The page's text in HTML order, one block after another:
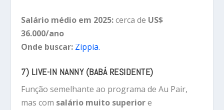
Salário médio em 2025:cerca de US$
36.000/ano
Onde buscar: Zippia.
7) LIVE-IN NANNY (BABÁ RESIDENTE)
Função semelhante ao programa de Au Pair,
mas com salário muito superiore